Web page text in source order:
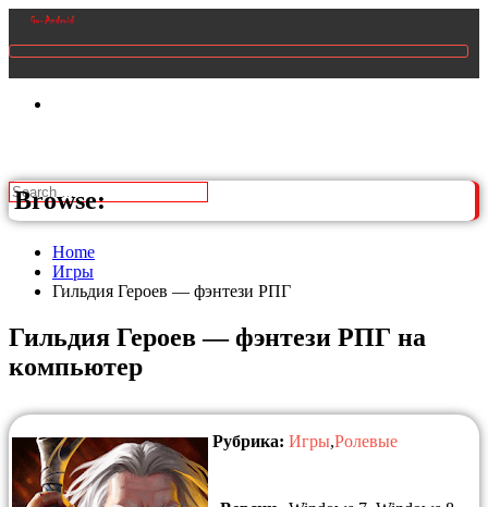
Browse:
Home
Игры
Гильдия Героев — фэнтези РПГ
Гильдия Героев — фэнтези РПГ на
компьютер
Рубрика: Игры,Ролевые